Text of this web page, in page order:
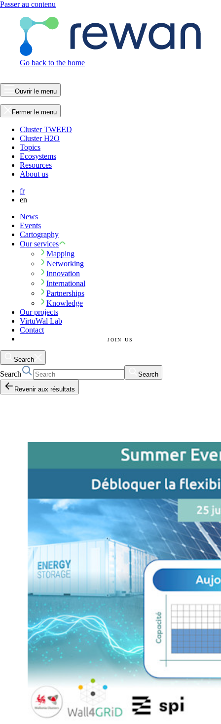
Passer au contenu
Go back to the home
Ouvrir le menu
Fermer le menu
Cluster TWEED
Cluster H2O
Topics
Ecosystems
Resources
About us
fr
en
News
Events
Cartography
Our services
Mapping
Networking
Innovation
International
Partnerships
Knowledge
Our projects
VirtuWal Lab
Contact
JOIN US
Search
Search
Search
Revenir aux résultats